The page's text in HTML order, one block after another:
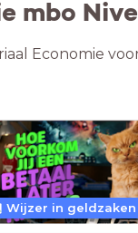
mbo
Economie
Wijzer in geldzaken